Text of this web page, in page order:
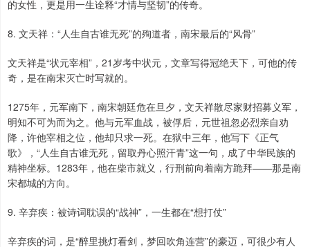
的女性，更是用一生诠释“才情与坚韧”的传奇。
8. 文天祥：“人生自古谁无死”的殉道者，南宋最后的“风骨”
文天祥是“状元宰相”，21岁考中状元，文章写得冠绝天下，可他的传
奇，是在南宋灭亡时写就的。
1275年，元军南下，南宋朝廷危在旦夕，文天祥散尽家财招募义军，
明知不可为而为之。他与元军血战，被俘后，元世祖忽必烈亲自劝
降，许他宰相之位，他却只求一死。在狱中三年，他写下《正气
歌》，“人生自古谁无死，留取丹心照汗青”这一句，成了中华民族的
精神坐标。1283年，他在柴市就义，行刑前向着南方跪拜——那是南
宋都城的方向。
9. 辛弃疾：被诗词耽误的“战神”，一生都在“想打仗”
辛弃疾的词，是“醉里挑灯看剑，梦回吹角连营”的豪迈，可很少有人